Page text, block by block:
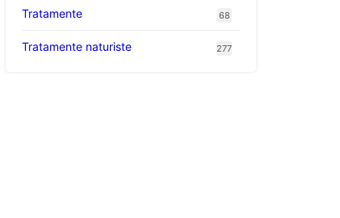
Tratamente 68
Tratamente naturiste 277